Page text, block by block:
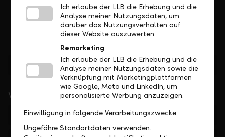
Standorte finden
Wichtige Links
Private
Ich erlaube der LLB die Erhebung und die
Analyse meiner Nutzungsdaten, um
darüber das Nutzungsverhalten auf
dieser Website auszuwerten
Remarketing
Ich erlaube der LLB die Erhebung und die
Analyse meiner Nutzungsdaten sowie die
Verknüpfung mit Marketingplattformen
wie Google, Meta und LinkedIn, um
personalisierte Werbung anzuzeigen.
Einwilligung in folgende Verarbeitungszwecke
Ungefähre Standortdaten verwenden.